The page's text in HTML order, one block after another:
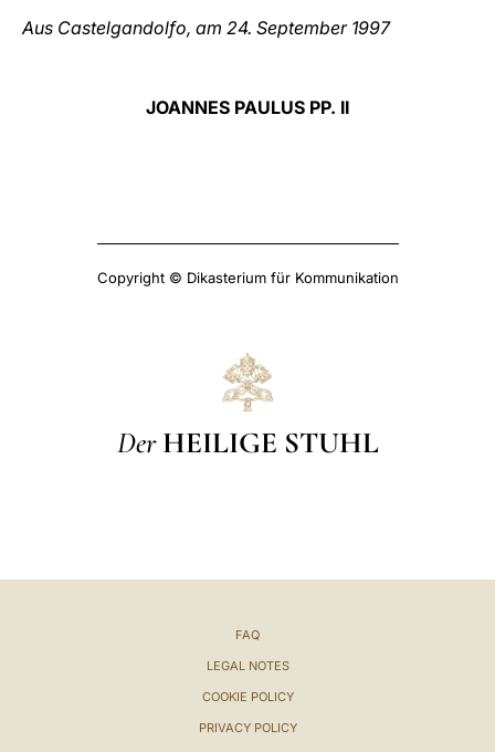
Aus Castelgandolfo, am 24. September 1997
JOANNES PAULUS PP. II
Copyright © Dikasterium für Kommunikation
Der HEILIGE STUHL
FAQ
LEGAL NOTES
COOKIE POLICY
PRIVACY POLICY